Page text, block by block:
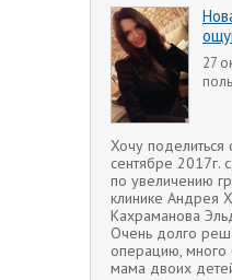
27
Хочу поделиться
сентябре 2017г.
по увеличению
клинике Андрея
Кахраманова
Очень долго
операцию, много
мама двоих